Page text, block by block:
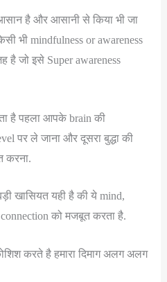
है और आसानी से किया भी जा
भी mindfulness or awareness
है जो इसे Super awareness
है पहला आपके brain की
पर ले जाना और दूसरा बुद्धा की
करना.
खासियत यही है की ये mind,
को मजबूत करता है.
करते है हमारा दिमाग अलग अलग